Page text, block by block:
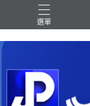
選單
Shark｜Ninja